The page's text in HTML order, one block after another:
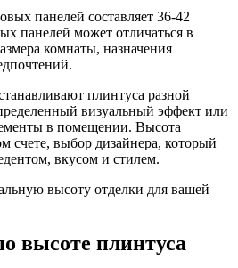
панелей составляет 36-42
панелей может отличаться в
комнаты, назначения
плинтуса разной
визуальный эффект или
в помещении. Высота
счете, выбор дизайнера, который
вкусом и стилем.
высоте плинтуса